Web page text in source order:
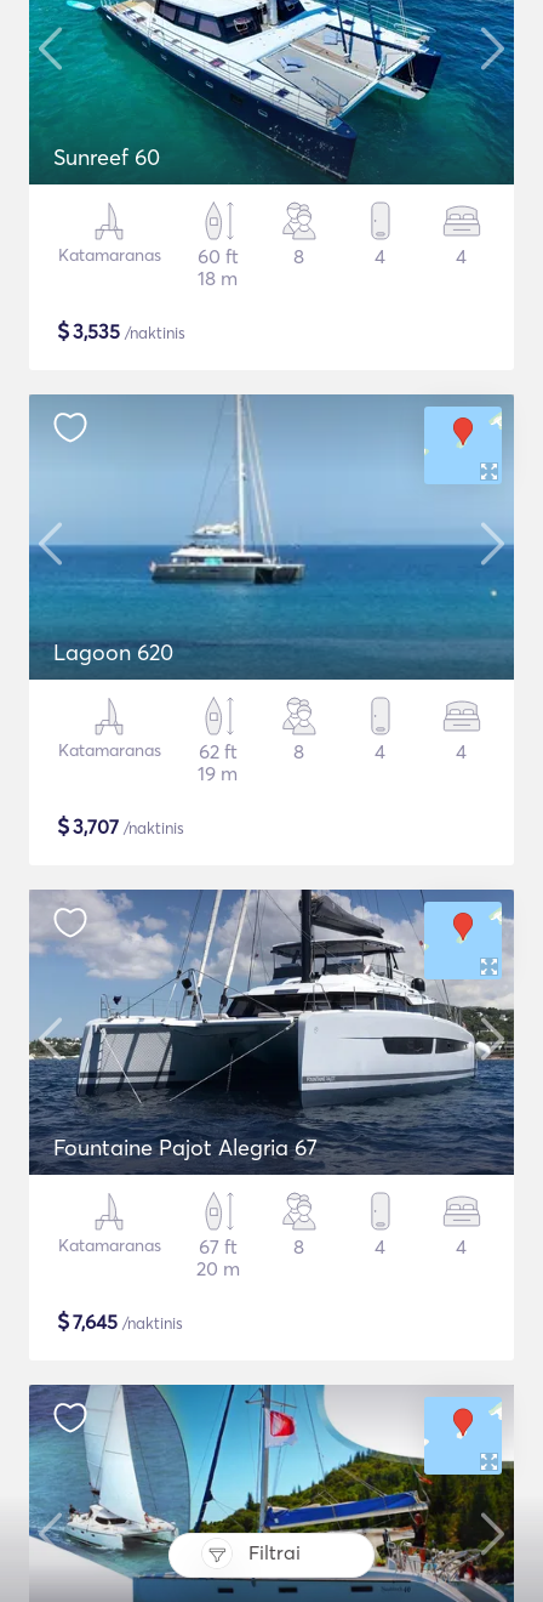
Filtrai
Sunreef 60
Katamaranas
60 ft
18 m
8 4 4
$3,535 /naktinis
Lagoon 620
Katamaranas
62 ft
19 m
8 4 4
$3,707 /naktinis
Fountaine Pajot Alegria 67
Katamaranas
67 ft
20 m
8 4 4
$7,645 /naktinis